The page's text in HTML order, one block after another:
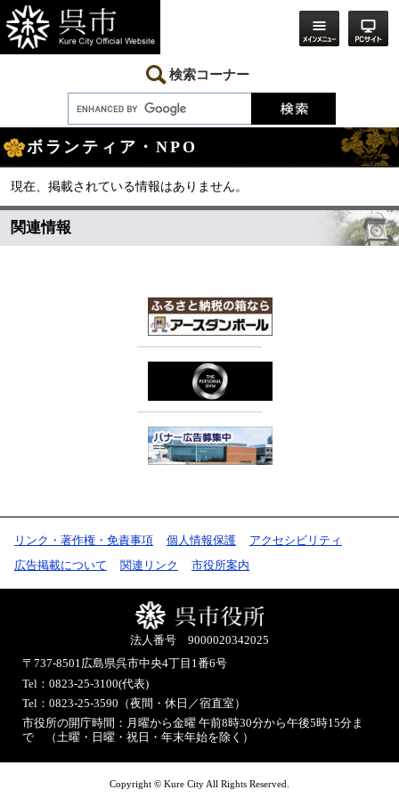
ー
ジ
の
ニ
ュ
ー
て
本
文
へ
検索コーナー
文
ボランティア・NPO
現在、掲載されている情報はありません。
関連情報
リンク・著作権・免責事項 個人情報保護
アクセシビリティ
広告掲載について
関連リンク 市役所案内
法人番号 9000020342025
〒737-8501広島県呉市中央4丁目1番6号
Tel：0823-25-3100(代表)
Tel：0823-25-3590（夜間・休日／宿直室）
市役所の開庁時間：月曜から金曜 午前8時30分から午後5時15分ま
で （土曜・日曜・祝日・年末年始を除く）
Copyright © Kure City All Rights Reserved.